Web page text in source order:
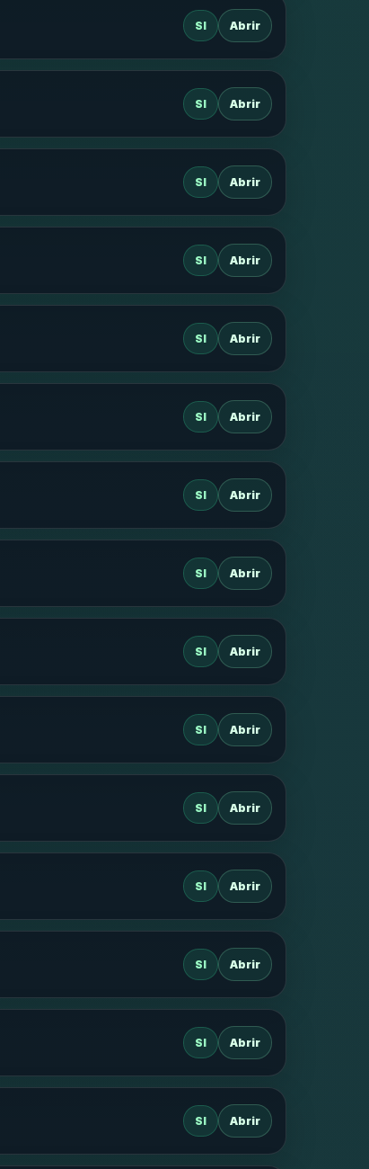
SI Abrir
SI Abrir
SI Abrir
SI Abrir
SI Abrir
SI Abrir
SI Abrir
SI Abrir
SI Abrir
SI Abrir
SI Abrir
SI Abrir
SI Abrir
SI Abrir
SI Abrir